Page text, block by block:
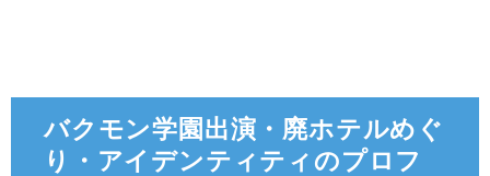
バクモン学園出演・廃ホテルめぐ
り・アイデンティティのプロフ